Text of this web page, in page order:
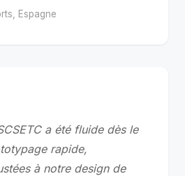
Espagne
a été fluide dès le
rapide,
à notre design de